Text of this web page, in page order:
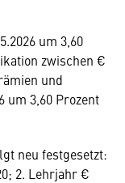
um 3,60
zwischen €
und
um 3,60 Prozent
neu festgesetzt:
2. Lehrjahr €